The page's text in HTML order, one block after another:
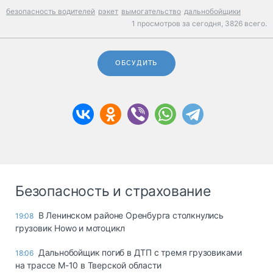
безопасность водителей рэкет вымогательство дальнобойщики
1 просмотров за сегодня, 3826 всего.
ОБСУДИТЬ
Безопасность и страхование
19:08 В Ленинском районе Оренбурга столкнулись
грузовик Howo и мотоцикл
18:06 Дальнобойщик погиб в ДТП с тремя грузовиками
на трассе М-10 в Тверской области